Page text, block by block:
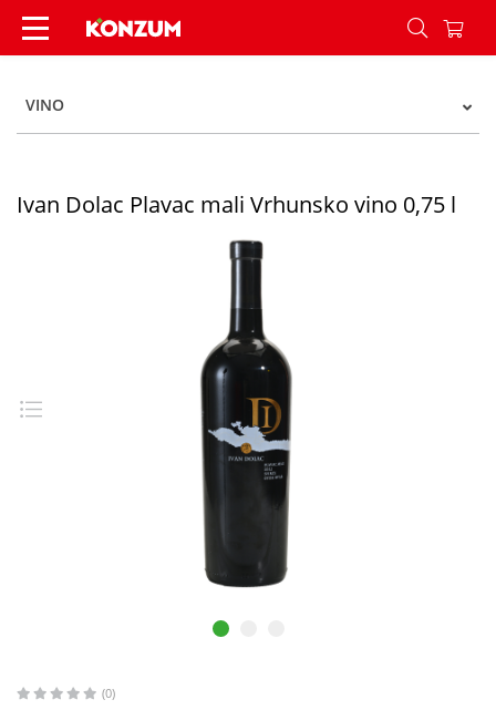
Ivan Dolac Plavac mali Vrhunsko vino 0,75 l -
VINO
Ivan Dolac Plavac mali Vrhunsko vino 0,75 l
(0)